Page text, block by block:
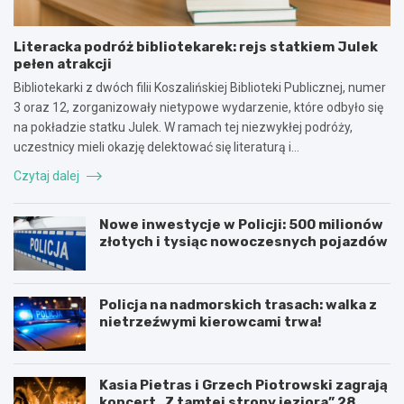
Literacka podróż bibliotekarek: rejs statkiem Julek
pełen atrakcji
Bibliotekarki z dwóch filii Koszalińskiej Biblioteki Publicznej, numer
3 oraz 12, zorganizowały nietypowe wydarzenie, które odbyło się
na pokładzie statku Julek. W ramach tej niezwykłej podróży,
uczestnicy mieli okazję delektować się literaturą i…
Czytaj dalej
Nowe inwestycje w Policji: 500 milionów
złotych i tysiąc nowoczesnych pojazdów
Policja na nadmorskich trasach: walka z
nietrzeźwymi kierowcami trwa!
Kasia Pietras i Grzech Piotrowski zagrają